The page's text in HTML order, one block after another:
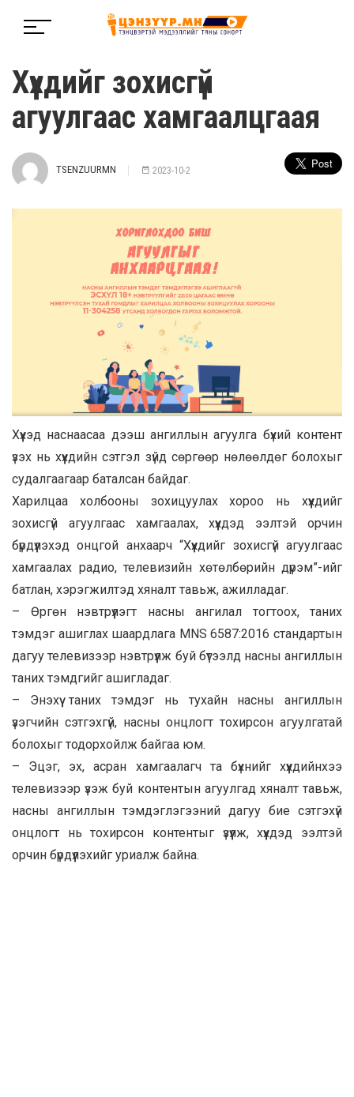
Хүүхдийг зохисгүй
агуулгаас хамгаалцгаая
TSENZUURMN 2023-10-2
Хүүхэд наснаасаа дээш ангиллын агуулга бүхий контент
үзэх нь хүүхдийн сэтгэл зүйд сөргөөр нөлөөлдөг болохыг
судалгаагаар баталсан байдаг.
Харилцаа холбооны зохицуулах хороо нь хүүхдийг
зохисгүй агуулгаас хамгаалах, хүүхдэд ээлтэй орчин
бүрдүүлэхэд онцгой анхаарч “Хүүхдийг зохисгүй агуулгаас
хамгаалах радио, телевизийн хөтөлбөрийн дүрэм”-ийг
батлан, хэрэгжилтэд хяналт тавьж, ажилладаг.
– Өргөн нэвтрүүлэгт насны ангилал тогтоох, таних
тэмдэг ашиглах шаардлага MNS 6587:2016 стандартын
дагуу телевизээр нэвтрүүлж буй бүтээлд насны ангиллын
таних тэмдгийг ашигладаг.
– Энэхүү таних тэмдэг нь тухайн насны ангиллын
үзэгчийн сэтгэхгүй, насны онцлогт тохирсон агуулгатай
болохыг тодорхойлж байгаа юм.
– Эцэг, эх, асран хамгаалагч та бүхнийг хүүхдийнхээ
телевизээр үзэж буй контентын агуулгад хяналт тавьж,
насны ангиллын тэмдэглэгээний дагуу бие сэтгэхүй
онцлогт нь тохирсон контентыг үзүүлж, хүүхдэд ээлтэй
орчин бүрдүүлэхийг уриалж байна.